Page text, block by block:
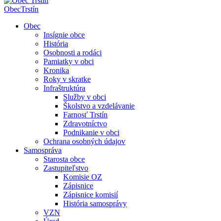
ObecTrstín
Obec
Insígnie obce
História
Osobnosti a rodáci
Pamiatky v obci
Kronika
Roky v skratke
Infraštruktúra
Služby v obci
Školstvo a vzdelávanie
Farnosť Trstín
Zdravotníctvo
Podnikanie v obci
Ochrana osobných údajov
Samospráva
Starosta obce
Zastupiteľstvo
Komisie OZ
Zápisnice
Zápisnice komisií
História samosprávy
VZN